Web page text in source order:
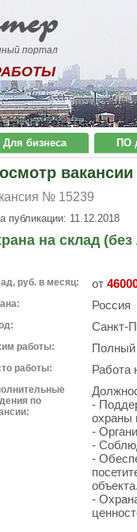
портал
Для бизнеса ПО
вакансии
№ 15239
публикации: 11.12.2018
на склад
руб. в месяц: от
Россия
Санкт-
работы: Полный
работы: Работа
по
-
охраны
-
-
-
-